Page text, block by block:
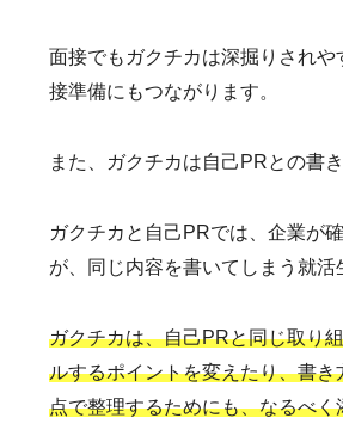
面接でもガクチカは深掘りされ
接準備にもつながります。
また、ガクチカは自己PRとの書
ガクチカと自己PRでは、企業が
が、同じ内容を書いてしまう就活
ガクチカは、自己PRと同じ取り
ルするポイントを変えたり、書
点で整理するためにも、なるべ